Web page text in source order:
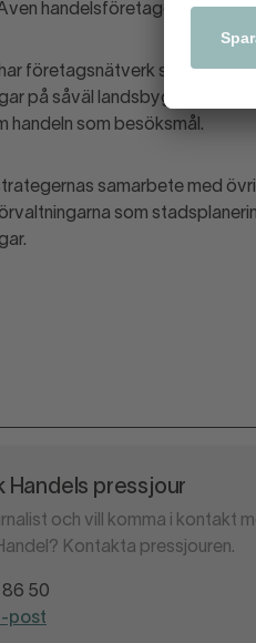
handelsföretagen är tidigt
företagsnätverk som är
på såväl landsbygd som i
handeln som besöksmål.
samarbete med
som
Handels pressjour
och vill komma i kontakt
Kontakta pressjouren.
86 50
post